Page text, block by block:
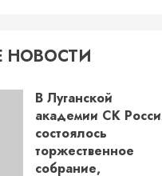
НОВОСТИ
В Луганской
академии СК
состоялось
торжественное
собрание,